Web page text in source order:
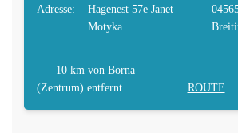
Adresse:
Hagenest 57e Janet
Motyka
10 km von Borna
(Zentrum) entfernt
ROUTE